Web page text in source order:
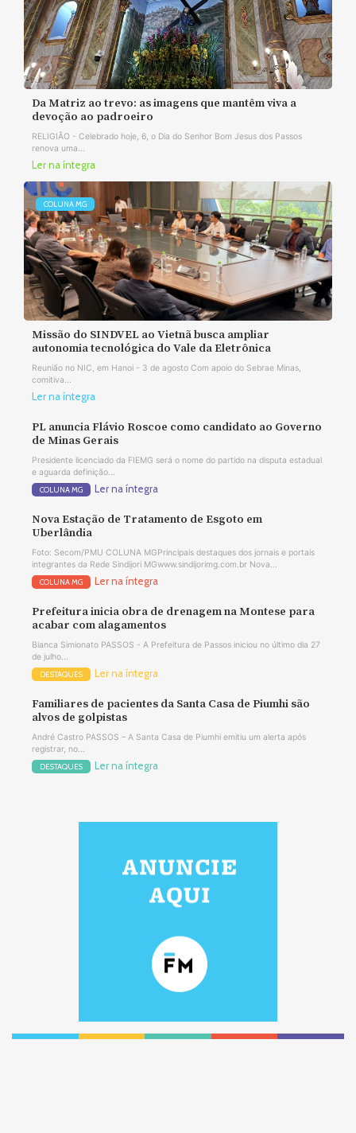
Da Matriz ao trevo: as imagens que mantêm viva a
devoção ao padroeiro
RELIGIÃO - Celebrado hoje, 6, o Dia do Senhor Bom Jesus dos Passos
renova uma...
Ler na íntegra
COLUNA MG
Missão do SINDVEL ao Vietnã busca ampliar
autonomia tecnológica do Vale da Eletrônica
Reunião no NIC, em Hanoi - 3 de agosto Com apoio do Sebrae Minas,
comitiva...
Ler na íntegra
PL anuncia Flávio Roscoe como candidato ao Governo
de Minas Gerais
Presidente licenciado da FIEMG será o nome do partido na disputa estadual
e aguarda definição...
COLUNA MG Ler na íntegra
Nova Estação de Tratamento de Esgoto em
Uberlândia
Foto: Secom/PMU COLUNA MGPrincipais destaques dos jornais e portais
integrantes da Rede Sindijori MGwww.sindijorimg.com.br Nova...
COLUNA MG Ler na íntegra
Prefeitura inicia obra de drenagem na Montese para
acabar com alagamentos
Bianca Simionato PASSOS - A Prefeitura de Passos iniciou no último dia 27
de julho...
DESTAQUES Ler na íntegra
Familiares de pacientes da Santa Casa de Piumhi são
alvos de golpistas
André Castro PASSOS – A Santa Casa de Piumhi emitiu um alerta após
registrar, no...
DESTAQUES Ler na íntegra